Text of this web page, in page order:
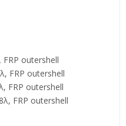
outershell
FRP outershell
FRP outershell
FRP outershell